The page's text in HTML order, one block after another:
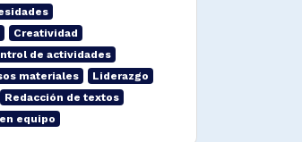
Creatividad
de actividades
materiales
Liderazgo
Redacción de textos
equipo